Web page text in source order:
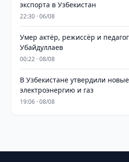
экспорта в Узбекистан
22:30 · 06/08
Умер актёр, режиссёр и
Убайдуллаев
00:22 · 08/08
В Узбекистане утвердили
электроэнергию и газ
19:06 · 08/08